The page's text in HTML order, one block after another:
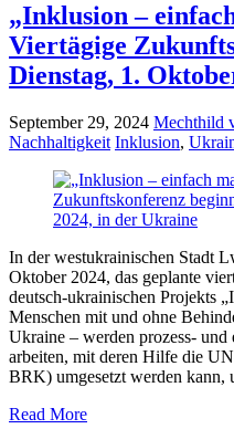
„Inklusion –
Viertägige
Dienstag, 1.
September 29, 2024 Mechthild
Nachhaltigkeit Inklusion,
In der westukrainischen Stadt
Oktober 2024, das geplante
deutsch-ukrainischen Projekts
Menschen mit und ohne
Ukraine – werden prozess- und
arbeiten, mit deren Hilfe die
BRK) umgesetzt werden
Read More